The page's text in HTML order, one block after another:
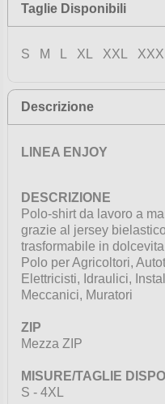
Taglie Disponibiliclick
S M L XL XXL
Descrizioneclick to
LINEA ENJOY
DESCRIZIONE
Polo-shirt da lavoro a
grazie al jersey
trasformabile in
Polo per Agricoltori,
Elettricisti, Idraulici,
Meccanici, Muratori
ZIP
Mezza ZIP
MISURE/TAGLIE
S - 4XL